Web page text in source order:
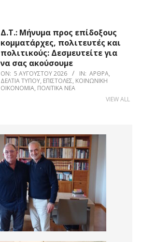
Δ.Τ.: Μήνυμα προς επίδοξους
κομματάρχες, πολιτευτές και
πολιτικούς: Δεσμευτείτε για
να σας ακούσουμε
ON: 5 ΑΥΓΟΎΣΤΟΥ 2026 IN: ΆΡΘΡΑ,
ΔΕΛΤΊΑ ΤΎΠΟΥ, ΕΠΙΣΤΟΛΈΣ, ΚΟΙΝΩΝΙΚΉ
ΟΙΚΟΝΟΜΊΑ, ΠΟΛΙΤΙΚΆ ΝΈΑ
VIEW ALL